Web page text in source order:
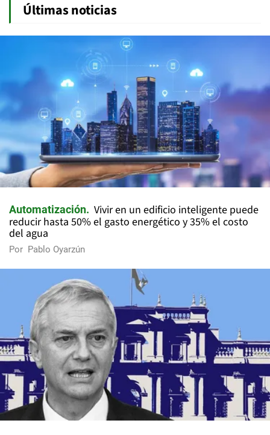
Últimas noticias
Automatización
Vivir en un edificio inteligente puede
reducir hasta 50% el gasto energético y 35% el costo
del agua
Por Pablo Oyarzún